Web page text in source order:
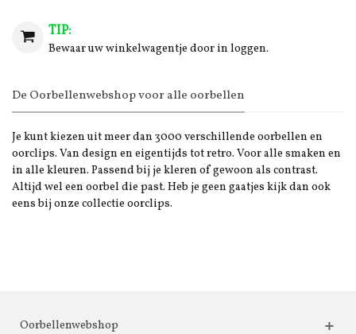
TIP:
Bewaar uw winkelwagentje door in loggen.
De Oorbellenwebshop voor alle oorbellen
Je kunt kiezen uit meer dan 3000 verschillende oorbellen en
oorclips. Van design en eigentijds tot retro. Voor alle smaken en
in alle kleuren. Passend bij je kleren of gewoon als contrast.
Altijd wel een oorbel die past. Heb je geen gaatjes kijk dan ook
eens bij onze collectie oorclips.
Oorbellenwebshop